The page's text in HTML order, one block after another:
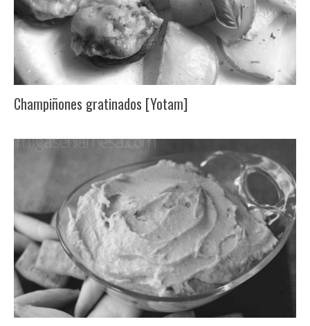
Champiñones gratinados [Yotam]